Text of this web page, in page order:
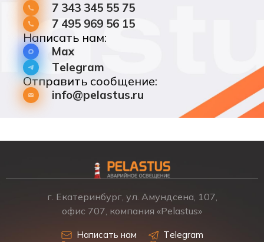
7 343 345 55 75
7 495 969 56 15
Написать нам:
Max
Telegram
Отправить сообщение:
info@pelastus.ru
г. Екатеринбург, ул. Амундсена, 107,
офис 707, компания «Pelastus»
Написать нам
Telegram